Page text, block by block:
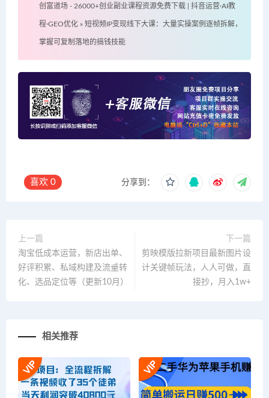
创富道场 - 26000+创业副业课程资源免费下载 | 抖音运营·AI教
程·GEO优化 » 短视频IP变现线下大课：大量实操案例逐帧拆解，
掌握可复制落地的搞钱技能
喜欢 0 分享到：
上一篇
淘宝低成本运营，新店出单、
好评积累、私域构建及流量转
化、选品定位等（更新10月）
下一篇
剪映模版拉新项目最新图片设
计关键帧玩法，人人可做，直
接抄，月入1w+
相关推荐